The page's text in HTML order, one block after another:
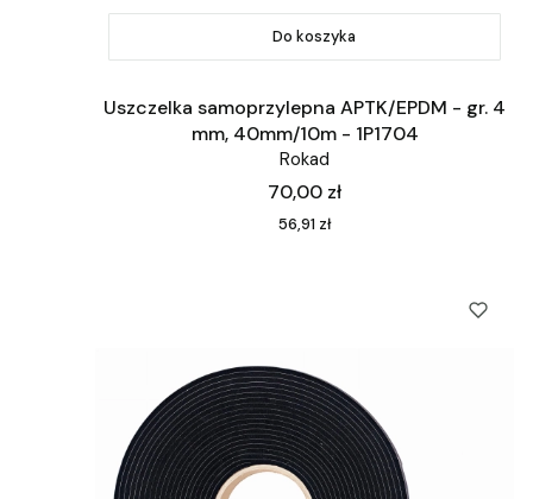
Do koszyka
Uszczelka samoprzylepna APTK/EPDM - gr. 4
mm, 40mm/10m - 1P1704
Rokad
Cena
70,00 zł
Cena
56,91 zł